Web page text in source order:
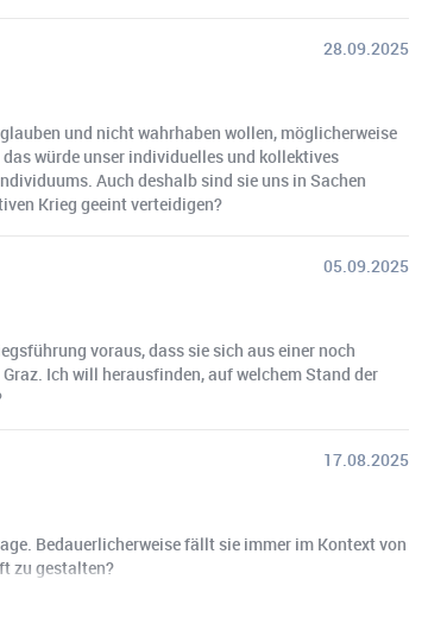
28.09.2025
und nicht wahrhaben wollen, möglicherweise
würde unser individuelles und kollektives
Auch deshalb sind sie uns in Sachen
Krieg geeint verteidigen?
05.09.2025
voraus, dass sie sich aus einer noch
Ich will herausfinden, auf welchem Stand der
17.08.2025
Bedauerlicherweise fällt sie immer im Kontext von
zu gestalten?